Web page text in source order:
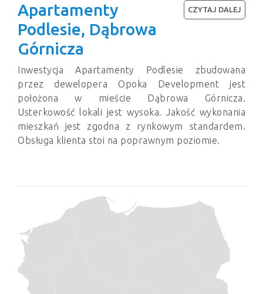
Apartamenty
Podlesie, Dąbrowa
Górnicza
Inwestycja Apartamenty Podlesie zbudowana
przez dewelopera Opoka Development jest
położona w mieście Dąbrowa Górnicza.
Usterkowość lokali jest wysoka. Jakość wykonania
mieszkań jest zgodna z rynkowym standardem.
Obsługa klienta stoi na poprawnym poziomie.
CZYTAJ DALEJ